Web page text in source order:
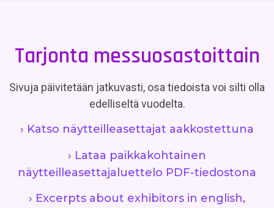
Tarjonta messuosastoittain
Sivuja päivitetään jatkuvasti, osa tiedoista voi silti olla
edelliseltä vuodelta.
› Katso näytteilleasettajat aakkostettuna
› Lataa paikkakohtainen
näytteilleasettajaluettelo PDF-tiedostona
› Excerpts about exhibitors in english,